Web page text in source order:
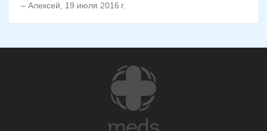
– Алексей, 19 июля 2016 г.